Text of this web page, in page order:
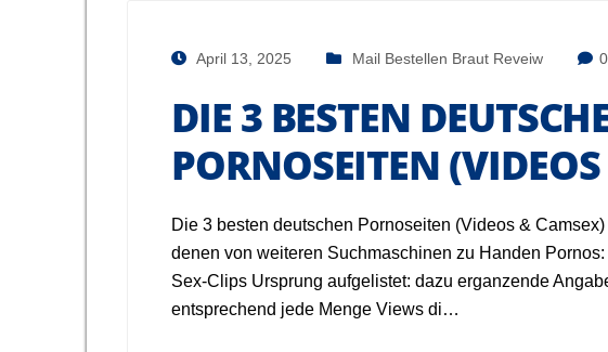
April 13, 2025 Mail Bestellen Braut Reveiw 0
DIE 3 BESTEN
PORNOSEITEN
Die 3 besten deutschen Pornoseiten (Videos &
denen von weiteren Suchmaschinen zu Handen
Sex-Clips Ursprung aufgelistet: dazu erganzende
entsprechend jede Menge Views di…